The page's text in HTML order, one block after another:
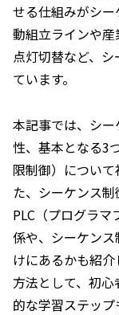
せる仕組みがシ
動組立ラインや
点灯切替など、
ています。
本記事では、シ
性、基本となる3
限制御）につい
た、シーケンス
PLC（プログラ
係や、シーケン
けにあるかも紹
方法として、初
的な学習ステップ